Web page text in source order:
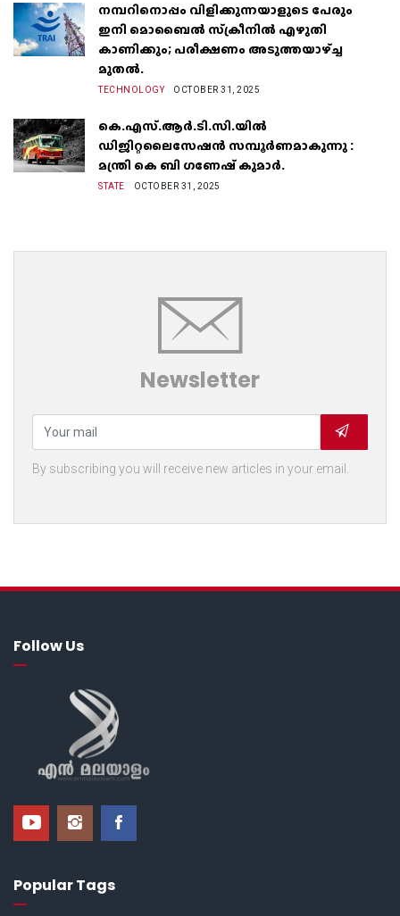
നമ്പറിനൊപ്പം വിളിക്കുന്നയാളുടെ പേരും
ഇനി മൊബൈൽ സ്‌ക്രീനില്‍ എഴുതി
കാണിക്കും; പരീക്ഷണം അടുത്തയാഴ്‌ച്ച
മുതല്‍.
TECHNOLOGY OCTOBER 31, 2025
കെ.എസ്.ആർ.ടി.സി.യിൽ
ഡിജിറ്റലൈസേഷൻ സമ്പൂർണമാകുന്നു :
മന്ത്രി കെ ബി ഗണേഷ് കുമാർ.
STATE OCTOBER 31, 2025
Newsletter
By subscribing you will receive new articles in your email.
Follow Us
Popular Tags